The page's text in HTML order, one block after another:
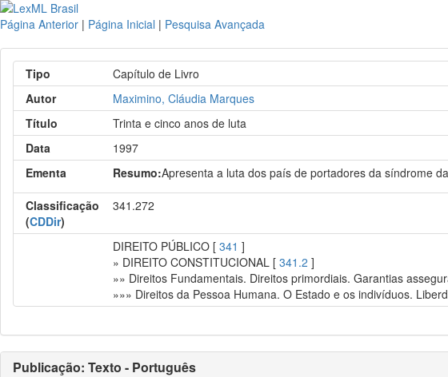
Página Anterior | Página Inicial | Pesquisa Avançada
Tipo
Capítulo de Livro
Autor
Maximino, Cláudia Marques
Título
Trinta e cinco anos de luta
Data
1997
Ementa
Resumo:Apresenta a luta dos país de portadores da síndrome
Classificação
(CDDir)
341.272
DIREITO PÚBLICO [341 ]
» DIREITO CONSTITUCIONAL [341.2 ]
»» Direitos Fundamentais. Direitos primordiais. Garantias
»»» Direitos da Pessoa Humana. O Estado e os indivíduos.
Publicação: Texto - Português